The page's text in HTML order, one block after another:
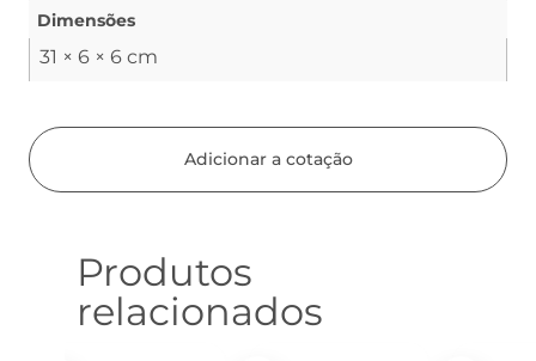
Dimensões
31 × 6 × 6 cm
Adicionar a cotação
Produtos
relacionados